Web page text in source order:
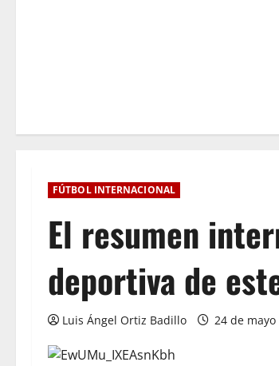
FÚTBOL INTERNACIONAL
El resumen
deportiva de
Luis Ángel Ortiz Badillo 24 de mayo